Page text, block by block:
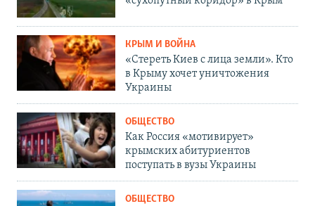
КРЫМ И ВОЙНА
«Стереть Киев с лица земли». Кто
в Крыму хочет уничтожения
Украины
ОБЩЕСТВО
Как Россия «мотивирует»
крымских абитуриентов
поступать в вузы Украины
ОБЩЕСТВО